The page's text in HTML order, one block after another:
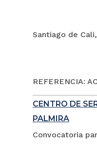
Santiago de
REFERENCIA:
CENTRO DE
PALMIRA
Convocatoria